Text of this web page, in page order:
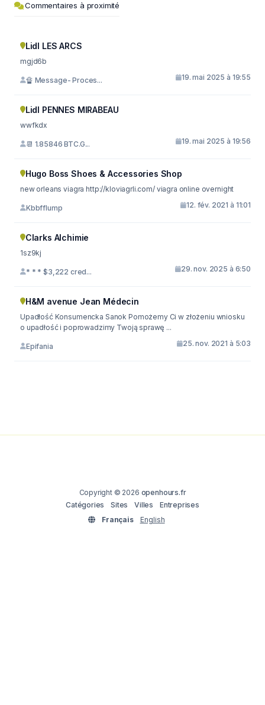
Commentaires à proximité
Lidl LES ARCS
mgjd6b
🔏 Message- Proces... 19. mai 2025 à 19:55
Lidl PENNES MIRABEAU
wwfkdx
📆 1.85846 BTC.G... 19. mai 2025 à 19:56
Hugo Boss Shoes & Accessories Shop
new orleans viagra http://kloviagrli.com/ viagra online overnight
Kbbfflump 12. fév. 2021 à 11:01
Clarks Alchimie
1sz9kj
* * * $3,222 cred... 29. nov. 2025 à 6:50
H&M avenue Jean Médecin
Upadłość Konsumencka Sanok Pomożemy Ci w złożeniu wniosku
o upadłość i poprowadzimy Twoją sprawę ...
Epifania 25. nov. 2021 à 5:03
Copyright © 2026 openhours.fr
Catégories
Sites Villes
Entreprises
Français
English